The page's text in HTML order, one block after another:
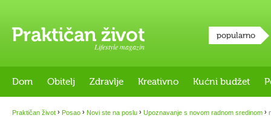
Lifestyle magazin
popularno
Dom Obitelj Zdravlje Kreativno Kućni budžet
Praktičan život › Posao › Novi ste na poslu › Upoznavanje s novom radnom sredinom ›